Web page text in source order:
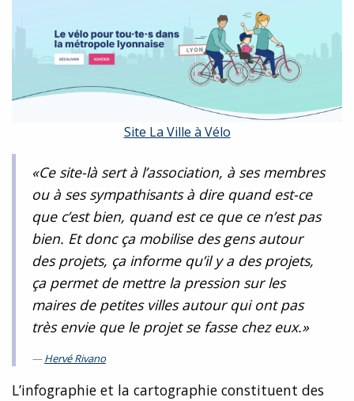
Site La Ville à Vélo
«Ce site-là sert à l’association, à ses membres
ou à ses sympathisants à dire quand est-ce
que c’est bien, quand est ce que ce n’est pas
bien. Et donc ça mobilise des gens autour
des projets, ça informe qu’il y a des projets,
ça permet de mettre la pression sur les
maires de petites villes autour qui ont pas
très envie que le projet se fasse chez eux.»
Hervé Rivano
L’infographie et la cartographie constituent des